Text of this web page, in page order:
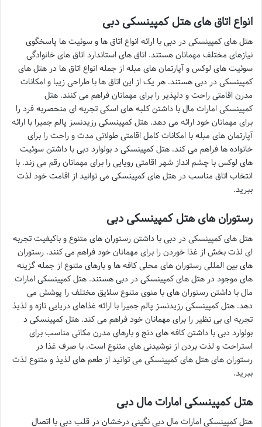
انواع اتاق های هتل کمپینسکی دبی
هتل های کمپینسکی در دبی با ارائه انواع اتاق ها و سوئیت ها پاسخگوی
نیازهای مختلف مهمانان هستند. اتاق های استاندارد اتاق های خانوادگی
سوئیت های لوکس و آپارتمان های مبله از جمله انواع اتاق ها در هتل های
کمپینسکی در دبی هستند. هر یک از این اتاق ها با طراحی زیبا و امکانات
مدرن اقامتی راحت و دلپذیر را برای مهمانان فراهم می کنند. هتل
کمپینسکی امارات مال با داشتن کلبه های اسکی تجربه ای منحصربه فرد را
برای مهمانان خود ارائه می دهد. هتل کمپینسکی رزیدنسز پالم جمیرا با ارائه
آپارتمان های مبله با امکانات کامل اقامتی طولانی مدت و راحت را برای
خانواده ها فراهم می کند. هتل کمپینسکی د بولوارد دبی با داشتن سوئیت
های لوکس با چشم انداز شهر اقامتی رویایی را برای مهمانان رقم می زند. با
انتخاب اتاق مناسب در هتل های کمپینسکی می توانید از اقامت خود لذت
ببرید.
رستوران های هتل کمپینسکی دبی
هتل های کمپینسکی در دبی با داشتن رستوران های متنوع و باکیفیت تجربه
ای لذت بخش از غذا خوردن را برای مهمانان خود فراهم می کنند. رستوران
های بین المللی رستوران های محلی کافه ها و بارهای متنوع از جمله گزینه
های موجود در هتل های کمپینسکی در دبی هستند. هتل کمپینسکی امارات
مال با داشتن رستوران های با منوی متنوع سلایق مختلف را پوشش می
دهد. هتل کمپینسکی رزیدنسز پالم جمیرا با ارائه غذاهای دریایی تازه و لذیذ
تجربه ای بی نظیر را برای مهمانان خود فراهم می کند. هتل کمپینسکی د
بولوارد دبی با داشتن کافه های دنج و بارهای مدرن مکانی مناسب برای
استراحت و لذت بردن از نوشیدنی های متنوع است. با صرف غذا در
رستوران های هتل های کمپینسکی می توانید از طعم های لذیذ و متنوع لذت
ببرید.
هتل کمپینسکی امارات مال دبی
هتل کمپینسکی امارات مال دبی نگینی درخشان در قلب دبی با اتصال